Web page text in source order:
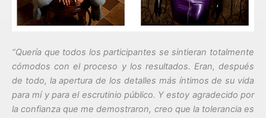
“Quería que todos los participantes se sintieran totalmente
cómodos con el proceso y los resultados. Eran, después
de todo, la apertura de los detalles más íntimos de su vida
para mí y para el escrutinio público. Y estoy agradecido por
la confianza que me demostraron, creo que la tolerancia es